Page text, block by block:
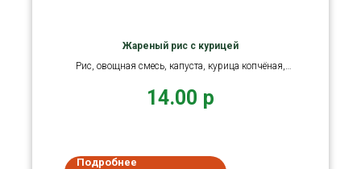
Жареный рис с курицей
Рис, овощная смесь, капуста, курица копчёная,
14.00 р
Подробнее